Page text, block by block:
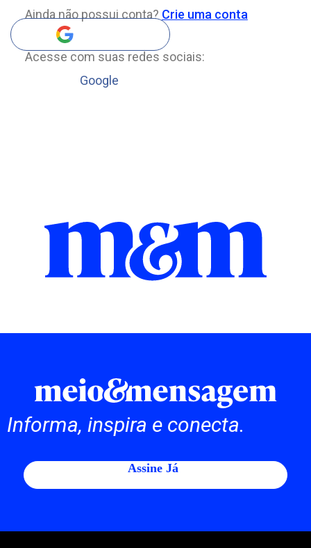
Ainda não possui conta? Crie uma conta
Acesse com suas redes sociais:
Google
Informa, inspira e conecta.
Assine Já